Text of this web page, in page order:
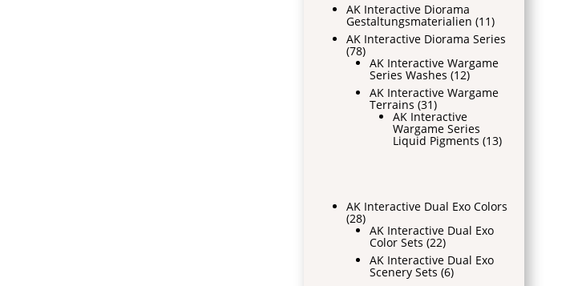
AK Interactive Diorama
Gestaltungsmaterialien (11)
AK Interactive Diorama Series
(78)
AK Interactive Wargame
Series Washes (12)
AK Interactive Wargame
Terrains (31)
AK Interactive
Wargame Series
Liquid Pigments (13)
AK Interactive Dual Exo Colors
(28)
AK Interactive Dual Exo
Color Sets (22)
AK Interactive Dual Exo
Scenery Sets (6)